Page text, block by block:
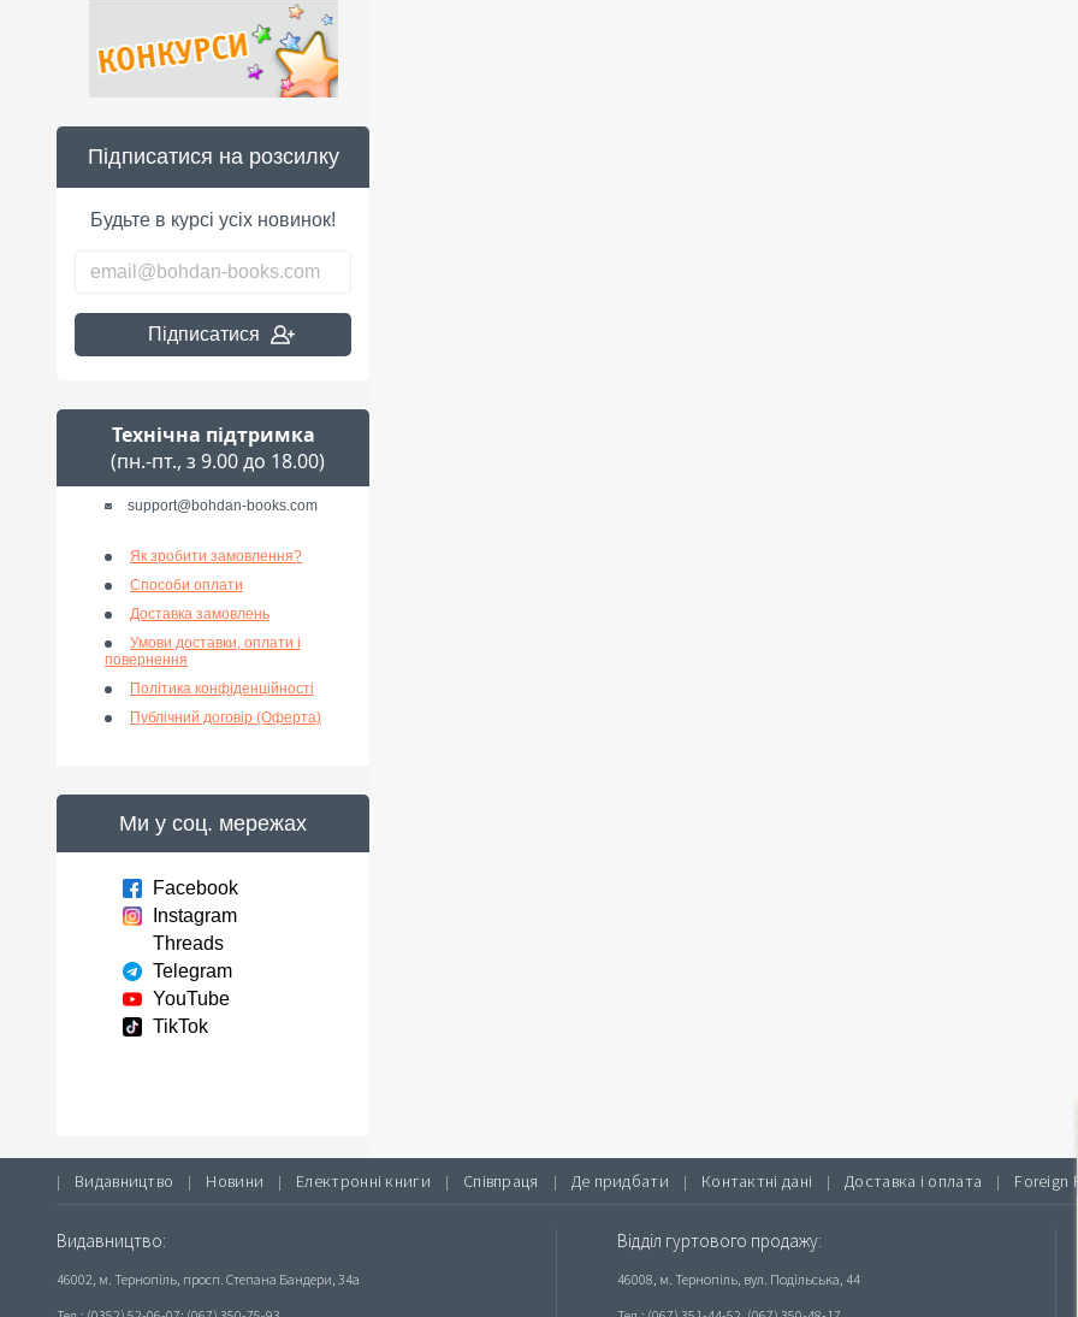
Підписатися на розсилку
Будьте в курсі усіх новинок!
Підписатися
Технічна підтримка
(пн.-пт., з 9.00 до 18.00)
support@bohdan-books.com
Як зробити замовлення?
Способи оплати
Доставка замовлень
Умови доставки, оплати і
повернення
Політика конфіденційності
Публічний договір (Оферта)
Ми у соц. мережах
Facebook
Instagram
Threads
Telegram
YouTube
TikTok
| Видавництво | Новини | Електронні книги | Співпраця | Де придбати | Контактні дані | Доставка і оплата | Foreign
Видавництво:
46002, м. Тернопіль, просп. Степана Бандери, 34а
Відділ гуртового продажу:
46008, м. Тернопіль, вул. Подільська, 44